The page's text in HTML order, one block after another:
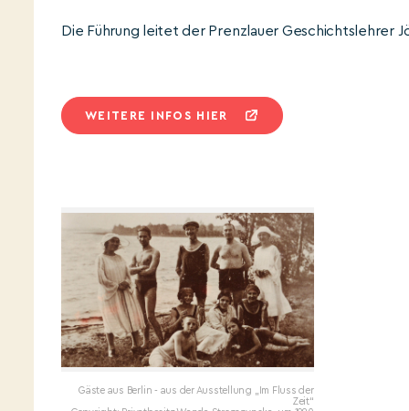
Die Führung leitet der Prenzlauer Geschichtslehrer
WEITERE INFOS HIER
Gäste aus Berlin - aus der Ausstellung „Im Fluss der
Zeit“